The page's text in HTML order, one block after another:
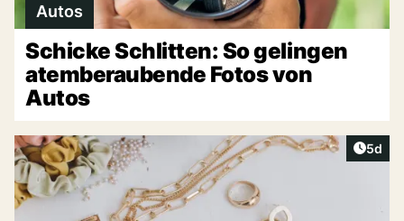
Autos
Schicke Schlitten: So gelingen
atemberaubende Fotos von
Autos
5d